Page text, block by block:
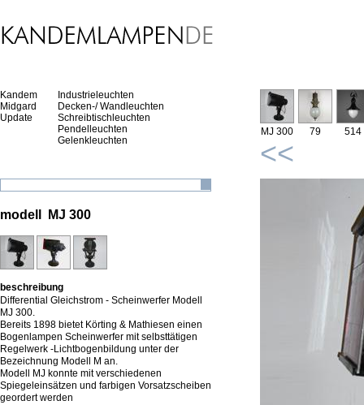
Kandem
Midgard
Update
Industrieleuchten
Decken-/ Wandleuchten
Schreibtischleuchten
Pendelleuchten
Gelenkleuchten
modell MJ 300
beschreibung
Differential Gleichstrom - Scheinwerfer Modell
MJ 300.
Bereits 1898 bietet Körting & Mathiesen einen
Bogenlampen Scheinwerfer mit selbsttätigen
Regelwerk -Lichtbogenbildung unter der
Bezeichnung Modell M an.
Modell MJ konnte mit verschiedenen
Spiegeleinsätzen und farbigen Vorsatzscheiben
geordert werden
MJ 300 79 514
<<